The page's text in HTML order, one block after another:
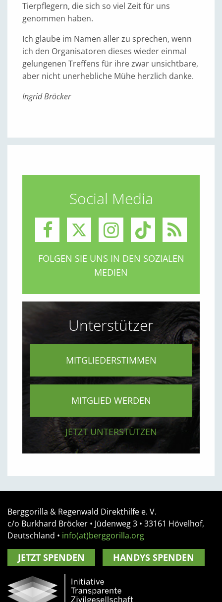
Tierpflegern, die sich so viel Zeit für uns
genommen haben.
Ich glaube im Namen aller zu sprechen, wenn
ich den Organisatoren dieses wieder einmal
gelungenen Treffens für ihre zwar unsichtbare,
aber nicht unerhebliche Mühe herzlich danke.
Ingrid Bröcker
Social Media
FOLGEN SIE UNS IN DEN SOZIALEN
MEDIEN
Unterstützer
MITGLIEDERSTIMMEN
MITGLIED WERDEN
JETZT UNTERSTÜTZEN
Berggorilla & Regenwald Direkthilfe e. V.
c/o Burkhard Bröcker • Jüdenweg 3 • 33161 Hövelhof,
Deutschland • info(at)berggorilla.org
JETZT SPENDEN HANDYS SPENDEN